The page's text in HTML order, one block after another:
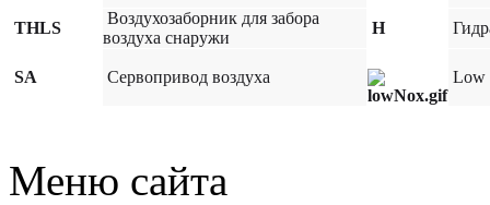
THLS
Воздухозаборник для забора
воздуха снаружи
H
SA Сервопривод воздуха Low
Меню сайта